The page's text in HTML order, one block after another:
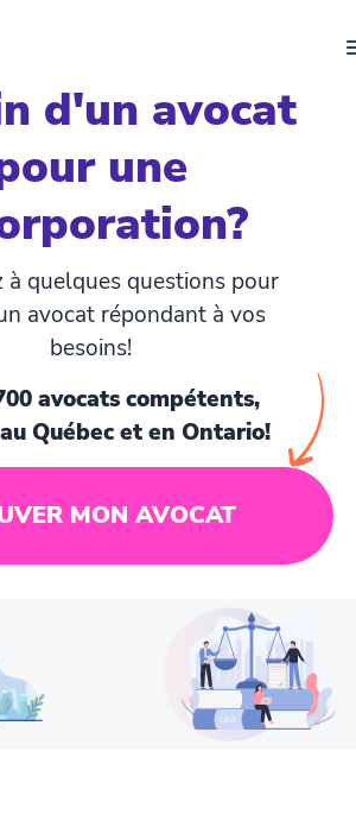
Trouver un avocat
d'un avocat
une
à quelques questions pour
avocat répondant à vos
besoins!
avocats compétents,
Québec et en Ontario!
MON AVOCAT